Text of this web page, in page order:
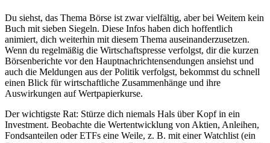
Du siehst, das Thema Börse ist zwar vielfältig, aber bei Weitem kein
Buch mit sieben Siegeln. Diese Infos haben dich hoffentlich
animiert, dich weiterhin mit diesem Thema auseinanderzusetzen.
Wenn du regelmäßig die Wirtschaftspresse verfolgst, dir die kurzen
Börsenberichte vor den Hauptnachrichtensendungen ansiehst und
auch die Meldungen aus der Politik verfolgst, bekommst du schnell
einen Blick für wirtschaftliche Zusammenhänge und ihre
Auswirkungen auf Wertpapierkurse.
Der wichtigste Rat: Stürze dich niemals Hals über Kopf in ein
Investment. Beobachte die Wertentwicklung von Aktien, Anleihen,
Fondsanteilen oder ETFs eine Weile, z. B. mit einer Watchlist (ein